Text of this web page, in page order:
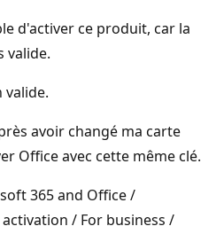
d'activer ce produit, car la
valide.
valide.
avoir changé ma carte
Office avec cette même clé.
365 and Office /
/ For business /